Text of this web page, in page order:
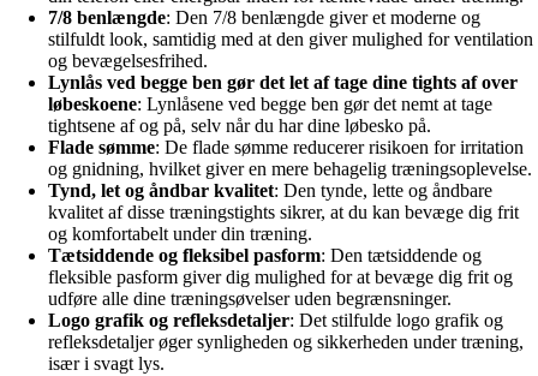
7/8 benlængde: Den 7/8 benlængde giver et moderne og
stilfuldt look, samtidig med at den giver mulighed for ventilation
og bevægelsesfrihed.
Lynlås ved begge ben gør det let af tage dine tights af over
løbeskoene: Lynlåsene ved begge ben gør det nemt at tage
tightsene af og på, selv når du har dine løbesko på.
Flade sømme: De flade sømme reducerer risikoen for irritation
og gnidning, hvilket giver en mere behagelig træningsoplevelse.
Tynd, let og åndbar kvalitet: Den tynde, lette og åndbare
kvalitet af disse træningstights sikrer, at du kan bevæge dig frit
og komfortabelt under din træning.
Tætsiddende og fleksibel pasform: Den tætsiddende og
fleksible pasform giver dig mulighed for at bevæge dig frit og
udføre alle dine træningsøvelser uden begrænsninger.
Logo grafik og refleksdetaljer: Det stilfulde logo grafik og
refleksdetaljer øger synligheden og sikkerheden under træning,
især i svagt lys.